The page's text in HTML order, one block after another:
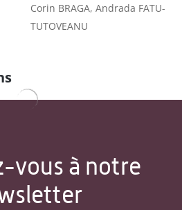
Corin BRAGA, Andrada FATU-
TUTOVEANU
vous à notre